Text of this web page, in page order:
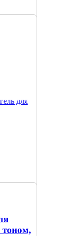
тоном,